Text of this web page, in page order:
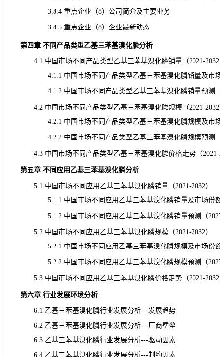
3.8.4 重点企业（8）公司简介及主要业务
3.8.5 重点企业（8）企业最新动态
第四章 不同产品类型乙基三苯基溴化膦分析
4.1 中国市场不同产品类型乙基三苯基溴化膦销量（2021-2032
4.1.1 中国市场不同产品类型乙基三苯基溴化膦销量及市场
4.1.2 中国市场不同产品类型乙基三苯基溴化膦销量预测（
4.2 中国市场不同产品类型乙基三苯基溴化膦规模（2021-2032
4.2.1 中国市场不同产品类型乙基三苯基溴化膦规模及市场
4.2.2 中国市场不同产品类型乙基三苯基溴化膦规模预测（
4.3 中国市场不同产品类型乙基三苯基溴化膦价格走势（2021-
第五章 不同应用乙基三苯基溴化膦分析
5.1 中国市场不同应用乙基三苯基溴化膦销量（2021-2032）
5.1.1 中国市场不同应用乙基三苯基溴化膦销量及市场份额
5.1.2 中国市场不同应用乙基三苯基溴化膦销量预测（
5.2 中国市场不同应用乙基三苯基溴化膦规模（2021-2032）
5.2.1 中国市场不同应用乙基三苯基溴化膦规模及市场份额
5.2.2 中国市场不同应用乙基三苯基溴化膦规模预测（
5.3 中国市场不同应用乙基三苯基溴化膦价格走势（2021-
第六章 行业发展环境分析
6.1 乙基三苯基溴化膦行业发展分析---发展趋势
6.2 乙基三苯基溴化膦行业发展分析---厂商壁垒
6.3 乙基三苯基溴化膦行业发展分析---驱动因素
6.4 乙基三苯基溴化膦行业发展分析---制约因素